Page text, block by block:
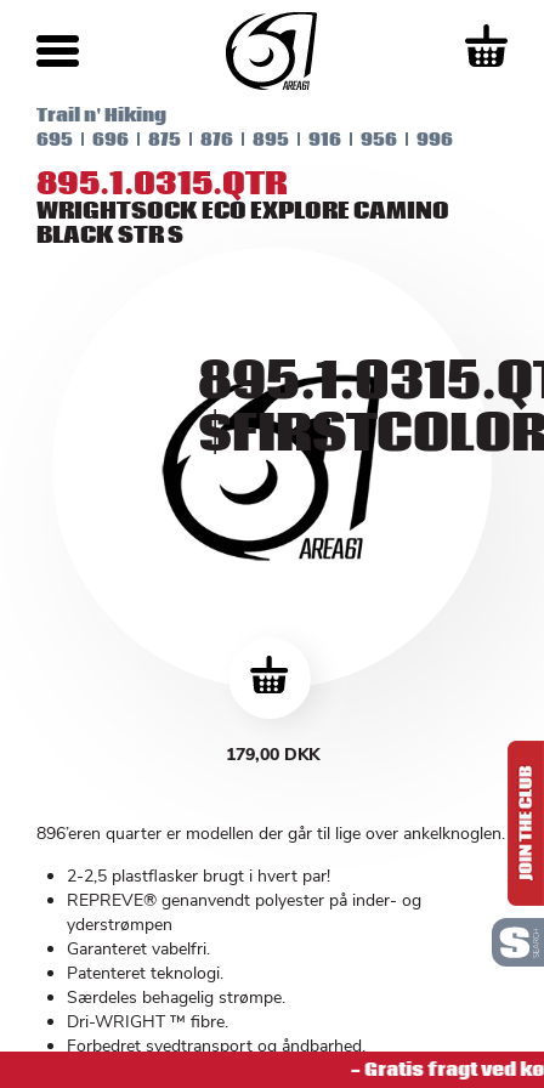
Trail n' Hiking
695
696 875 876 895 916 956 996
895.1.0315.QTR
WRIGHTSOCK ECO EXPLORE CAMINO
BLACK STR S
179,00 DKK
896’eren quarter er modellen der går til lige over ankelknoglen.
2-2,5 plastflasker brugt i hvert par!
REPREVE® genanvendt polyester på inder- og
yderstrømpen
Garanteret vabelfri.
Patenteret teknologi.
Særdeles behagelig strømpe.
Dri-WRIGHT ™ fibre.
Forbedret svedtransport og åndbarhed.
Ideel til hverdags- everyday brug. God til arbejdet.
- Gratis fragt ved